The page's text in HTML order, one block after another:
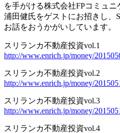
を手がける株式会社FPコミュ
浦田健氏をゲストにお招きし、
お話をおうかがいしています。
スリランカ不動産投資vol.1
http://www.enrich.jp/money/
スリランカ不動産投資vol.2
http://www.enrich.jp/money/
スリランカ不動産投資vol.3
http://www.enrich.jp/money/
スリランカ不動産投資vol.4